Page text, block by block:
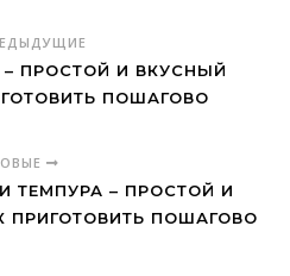
ПРОСТОЙ И ВКУСНЫЙ
ПОШАГОВО
ТЕМПУРА – ПРОСТОЙ И
ПРИГОТОВИТЬ ПОШАГОВО